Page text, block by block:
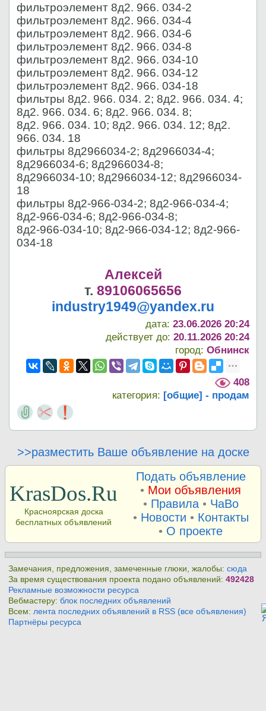
фильтроэлемент 8д2. 966. 034-2
фильтроэлемент 8д2. 966. 034-4
фильтроэлемент 8д2. 966. 034-6
фильтроэлемент 8д2. 966. 034-8
фильтроэлемент 8д2. 966. 034-10
фильтроэлемент 8д2. 966. 034-12
фильтроэлемент 8д2. 966. 034-18
фильтры 8д2. 966. 034. 2; 8д2. 966. 034. 4;
8д2. 966. 034. 6; 8д2. 966. 034. 8;
8д2. 966. 034. 10; 8д2. 966. 034. 12; 8д2.
966. 034. 18
фильтры 8д2966034-2; 8д2966034-4;
8д2966034-6; 8д2966034-8;
8д2966034-10; 8д2966034-12; 8д2966034-
18
фильтры 8д2-966-034-2; 8д2-966-034-4;
8д2-966-034-6; 8д2-966-034-8;
8д2-966-034-10; 8д2-966-034-12; 8д2-966-
034-18
Алексей
т. 89106065656
industry1949@yandex.ru
дата:23.06.2026 20:24
действует до:20.11.2026 20:24
город:Обнинск
408
категория: [общие] - продам
>>разместить Ваше объявление на доске
KrasDos.Ru
Красноярская доска
бесплатных объявлений
Подать объявление
• Мои объявления
• Правила• ЧаВо
• Новости • Контакты
• О проекте
Замечания, предложения, замеченные глюки, жалобы:сюда
За время существования проекта подано объявлений:492428
Рекламные возможности ресурса
Вебмастеру:блок последних объявлений
Всем: лента последних объявлений в RSS (все объявления)
Партнёры ресурса